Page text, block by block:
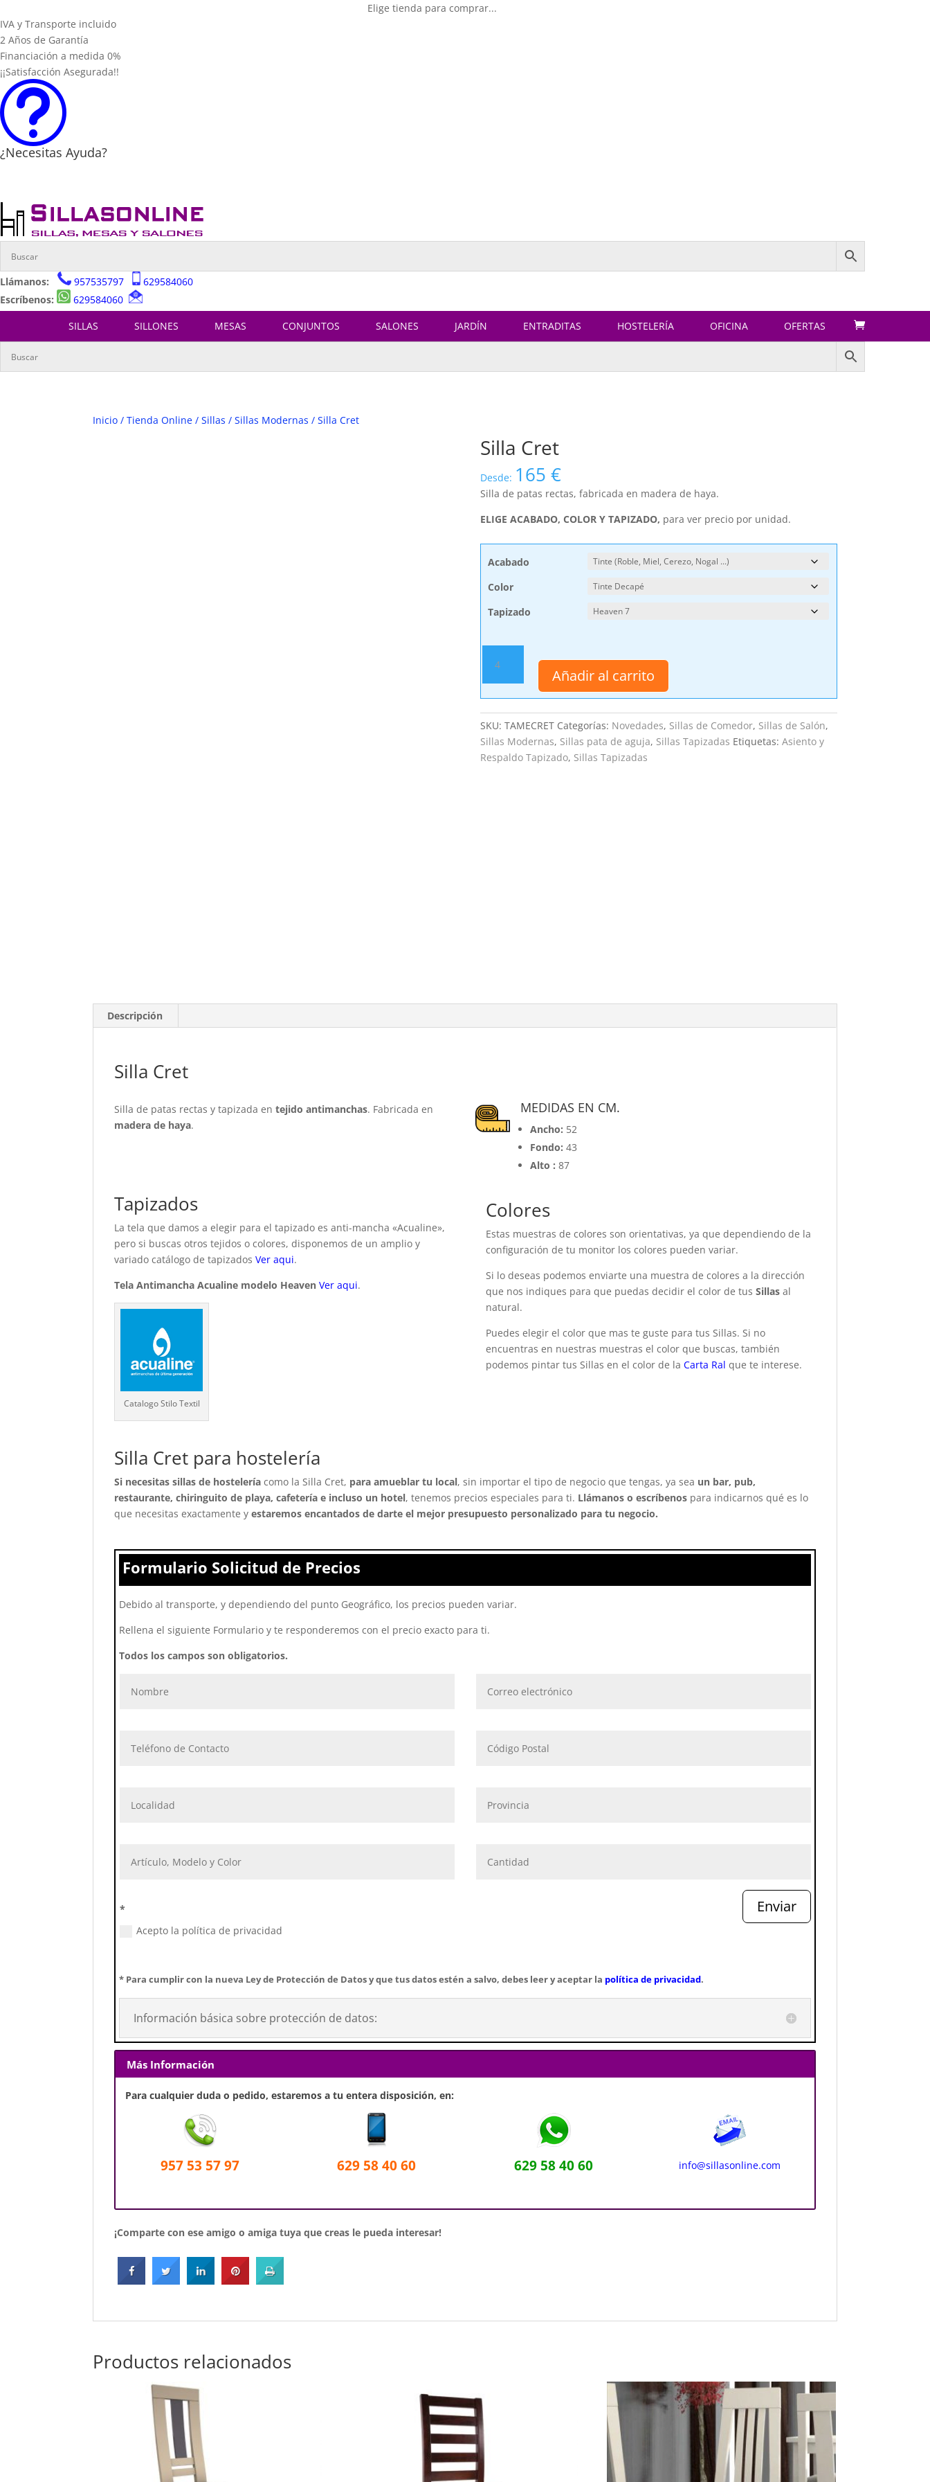
Elige tienda para comprar...
IVA y Transporte incluido
2 Años de Garantía
Financiación a medida 0%
¡¡Satisfacción Asegurada!!
t
¿Necesitas Ayuda?
Llámanos: 957535797
629584060
Escríbenos:
629584060
SILLAS SILLONES MESAS CONJUNTOS SALONES JARDÍN ENTRADITAS HOSTELERÍA OFICINA OFERTAS
Inicio /Tienda Online /Sillas /Sillas Modernas / Silla Cret
Silla Cret
Desde: 165 €
Silla de patas rectas, fabricada en madera de haya.
ELIGE ACABADO, COLOR Y TAPIZADO, para ver precio por unidad.
Acabado
Color
Tapizado
Cret
cantidad
Añadir al carrito
SKU: TAMECRET Categorías: Novedades, Sillas de Comedor, Sillas de Salón,
Sillas Modernas, Sillas pata de aguja, Sillas Tapizadas Etiquetas: Asiento y
Respaldo Tapizado, Sillas Tapizadas
Descripción
Silla Cret
Silla de patas rectas y tapizada entejido antimanchas. Fabricada en
madera de haya.
Tapizados
La tela que damos a elegir para el tapizado es anti-mancha «Acualine»,
pero si buscas otros tejidos o colores, disponemos de un amplio y
variado catálogo de tapizadosVer aqui.
Tela Antimancha Acualine modelo HeavenVer aqui.
Catalogo Stilo Textil
MEDIDAS EN CM.
Ancho: 52
Fondo:43
Alto : 87
Colores
Estas muestras de colores son orientativas, ya que dependiendo de la
configuración de tu monitor los colores pueden variar.
Si lo deseas podemos enviarte una muestra de colores a la dirección
que nos indiques para que puedas decidir el color de tusSillasal
natural.
Puedes elegir el color que mas te guste para tus Sillas. Si no
encuentras en nuestras muestras el color que buscas, también
podemos pintar tus Sillas en el color de laCarta Ral que te interese.
Silla Cret para hostelería
Si necesitas sillas de hosteleríacomo la Silla Cret, para amueblar tu local, sin importar el tipo de negocio que tengas, ya sea un bar, pub,
restaurante, chiringuito de playa, cafetería e incluso un hotel, tenemos precios especiales para ti. Llámanos o escríbenos para indicarnos qué es lo
que necesitas exactamente yestaremos encantados de darte el mejor presupuesto personalizado para tu negocio.
Formulario Solicitud de Precios
Debido al transporte, y dependiendo del punto Geográfico, los precios pueden variar.
Rellena el siguiente Formulario y te responderemos con el precio exacto para ti.
Todos los campos son obligatorios.
*
Acepto la política de privacidad
Enviar
* Para cumplir con la nueva Ley de Protección de Datos y que tus datos estén a salvo, debes leer y aceptar la política de privacidad.
Información básica sobre protección de datos:
Más Información
Para cualquier duda o pedido, estaremos a tu entera disposición, en:
957 53 57 97 629 58 40 60 629 58 40 60 info@sillasonline.com
¡Comparte con ese amigo o amiga tuya que creas le pueda interesar!
Productos relacionados